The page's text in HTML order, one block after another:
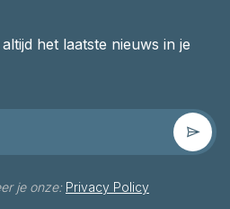
het laatste nieuws in je
je onze: Privacy Policy